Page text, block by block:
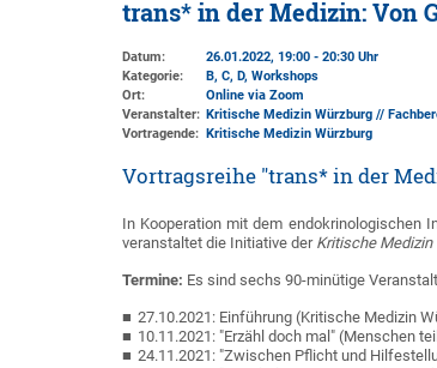
trans* in der Medizin: Von
Datum:
26.01.2022, 19:00 - 20:30 Uhr
Kategorie:
B, C, D, Workshops
Ort:
Online via Zoom
Veranstalter: Kritische Medizin Würzburg //
Vortragende: Kritische Medizin Würzburg
Vortragsreihe "trans* in der
In Kooperation mit dem endokrinologischen
veranstaltet die Initiative der Kritische Medizin
Termine: Es sind sechs 90-minütige
27.10.2021: Einführung (Kritische Medizin
10.11.2021: "Erzähl doch mal" (Menschen
24.11.2021: "Zwischen Pflicht und